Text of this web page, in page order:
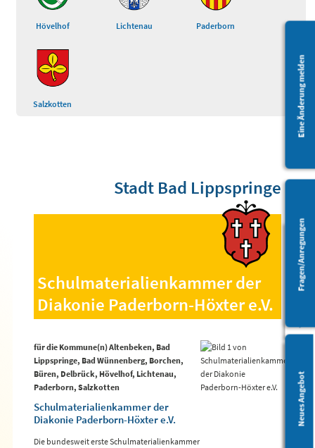
Leichte Sprache
Barrierefreiheit
Eine Änderung melden
Neues Angebot
Fragen/Anregungen
Hövelhof Lichtenau Paderborn
Salzkotten
Stadt Bad Lippspringe
Schulmaterialienkammer der
Diakonie Paderborn-Höxter e.V.
für die Kommune(n) Altenbeken, Bad
Lippspringe, Bad Wünnenberg, Borchen,
Büren, Delbrück, Hövelhof, Lichtenau,
Paderborn, Salzkotten
Schulmaterialienkammer der
Diakonie Paderborn-Höxter e.V.
Die bundesweit erste Schulmaterialienkammer